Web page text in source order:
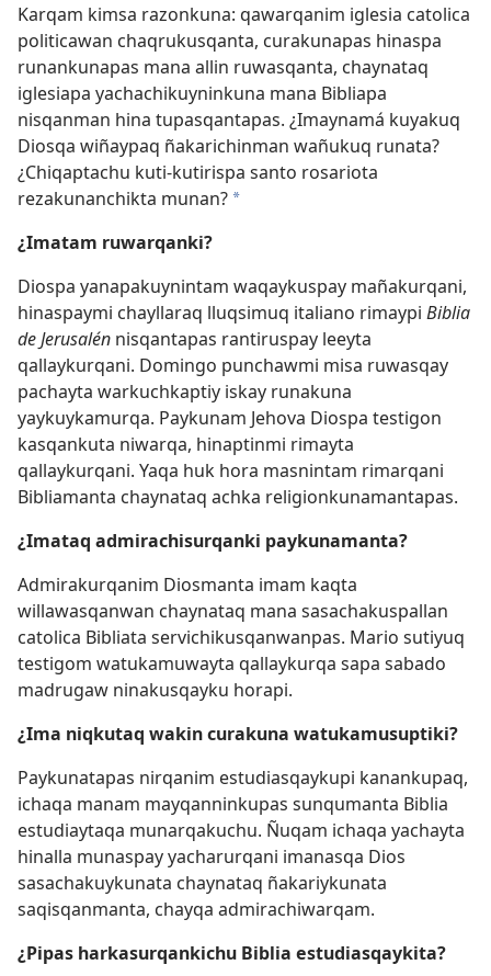
Karqam kimsa razonkuna: qawarqanim iglesia catolica
politicawan chaqrukusqanta, curakunapas hinaspa
runankunapas mana allin ruwasqanta, chaynataq
iglesiapa yachachikuyninkuna mana Bibliapa
nisqanman hina tupasqantapas. ¿Imaynamá kuyakuq
Diosqa wiñaypaq ñakarichinman wañukuq runata?
¿Chiqaptachu kuti-kutirispa santo rosariota
rezakunanchikta munan? *
¿Imatam ruwarqanki?
Diospa yanapakuynintam waqaykuspay mañakurqani,
hinaspaymi chayllaraq lluqsimuq italiano rimaypi Biblia
de Jerusalén nisqantapas rantiruspay leeyta
qallaykurqani. Domingo punchawmi misa ruwasqay
pachayta warkuchkaptiy iskay runakuna
yaykuykamurqa. Paykunam Jehova Diospa testigon
kasqankuta niwarqa, hinaptinmi rimayta
qallaykurqani. Yaqa huk hora masnintam rimarqani
Bibliamanta chaynataq achka religionkunamantapas.
¿Imataq admirachisurqanki paykunamanta?
Admirakurqanim Diosmanta imam kaqta
willawasqanwan chaynataq mana sasachakuspallan
catolica Bibliata servichikusqanwanpas. Mario sutiyuq
testigom watukamuwayta qallaykurqa sapa sabado
madrugaw ninakusqayku horapi.
¿Ima niqkutaq wakin curakuna watukamusuptiki?
Paykunatapas nirqanim estudiasqaykupi kanankupaq,
ichaqa manam mayqanninkupas sunqumanta Biblia
estudiaytaqa munarqakuchu. Ñuqam ichaqa yachayta
hinalla munaspay yacharurqani imanasqa Dios
sasachakuykunata chaynataq ñakariykunata
saqisqanmanta, chayqa admirachiwarqam.
¿Pipas harkasurqankichu Biblia estudiasqaykita?